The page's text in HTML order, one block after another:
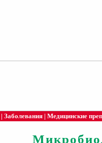
| Заболевания | Медицинские